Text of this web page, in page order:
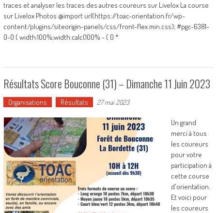
traces et analyser les traces des autres coureurs sur Livelox La course
sur Livelox Photos @import url(https://toac-orientation.fr/wp-
content/plugins/siteorigin-panels/css/front-flex.min.css); #pgc-6381-
0-0 { width:100%;width:calc(100% - ( 0 *
Résultats Score Bouconne (31) – Dimanche 11 Juin 2023
Organisations Résultats 27 mai 2023
Un grand
merci à tous
les coureurs
pour votre
participation à
cette course
d'orientation.
Et voici pour
les coureurs